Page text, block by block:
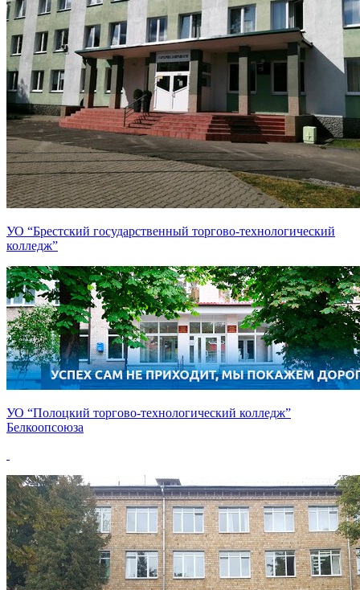
УО “Брестский государственный торгово-технологический
колледж”
УО “Полоцкий торгово-технологический колледж”
Белкоопсоюза